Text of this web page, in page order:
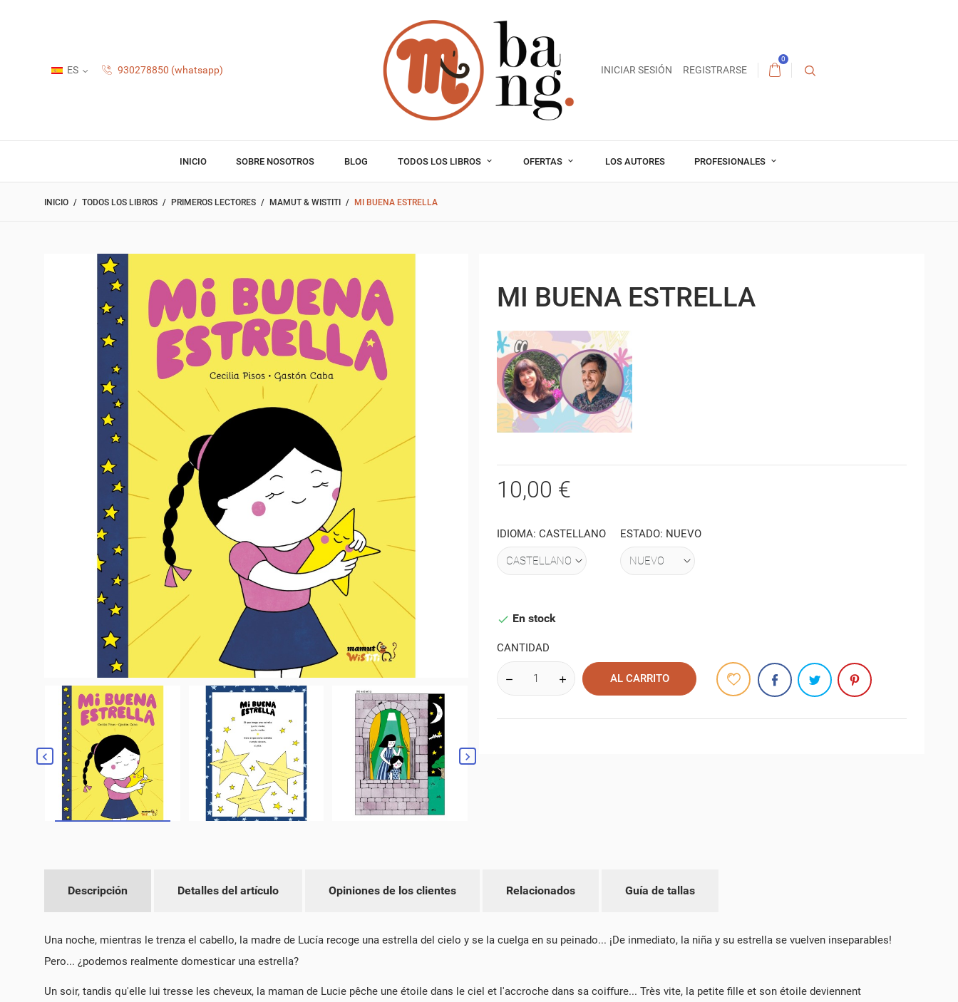
ES 930278850 (whatsapp) INICIAR SESIÓN REGISTRARSE
0
INICIO SOBRE NOSOTROS BLOG TODOS LOS LIBROS OFERTAS LOS AUTORES PROFESIONALES
INICIO TODOS LOS LIBROS PRIMEROS LECTORES MAMUT & WISTITI MI BUENA ESTRELLA
MI BUENA ESTRELLA
10,00 €
IDIOMA: CASTELLANO ESTADO: NUEVO
 En stock
CANTIDAD
AL CARRITO
Descripción Detalles del artículo Opiniones de los clientes Relacionados Guía de tallas
Una noche, mientras le trenza el cabello, la madre de Lucía recoge una estrella del cielo y se la cuelga en su peinado... ¡De inmediato, la niña y su estrella se vuelven inseparables!
Pero... ¿podemos realmente domesticar una estrella?
Un soir, tandis qu'elle lui tresse les cheveux, la maman de Lucie pêche une étoile dans le ciel et l'accroche dans sa coiffure... Très vite, la petite fille et son étoile deviennent
MI LISTA DE DESEOS
CREAR LISTA DE DESEOS
INICIAR SESIÓN
DEBE INICIAR SESIÓN PARA GUARDAR PRODUCTOS EN SU LISTA DE DESEOS.